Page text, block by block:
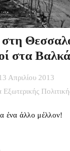
στα
13 Απριλίου 2013
ένα άλλο μέλλον!